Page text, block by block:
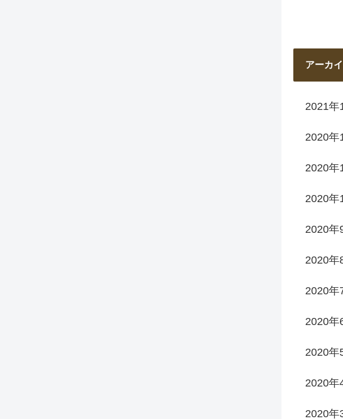
アーカ
2021年
2020年
2020年
2020年
2020年
2020年
2020年
2020年
2020年
2020年
2020年